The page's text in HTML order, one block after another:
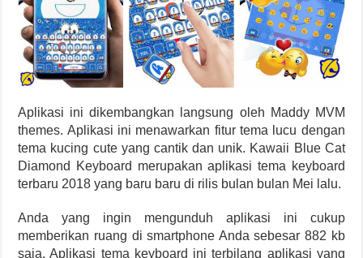
Aplikasi ini dikembangkan langsung oleh Maddy MVM
themes. Aplikasi ini menawarkan fitur tema lucu dengan
tema kucing cute yang cantik dan unik. Kawaii Blue Cat
Diamond Keyboard merupakan aplikasi tema keyboard
terbaru 2018 yang baru baru di rilis bulan bulan Mei lalu.
Anda yang ingin mengunduh aplikasi ini cukup
memberikan ruang di smartphone Anda sebesar 882 kb
saja. Aplikasi tema keyboard ini terbilang aplikasi yang